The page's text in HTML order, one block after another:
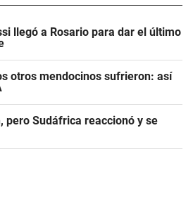
llegó a Rosario para dar el último
otros mendocinos sufrieron: así
pero Sudáfrica reaccionó y se